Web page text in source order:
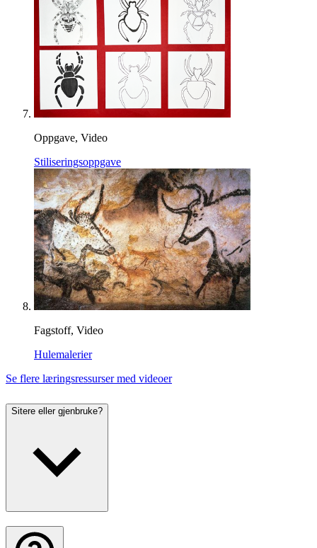
Oppgave, Video
Stiliseringsoppgave
Fagstoff, Video
Hulemalerier
Se flere læringsressurser med videoer
Sitere eller gjenbruke?